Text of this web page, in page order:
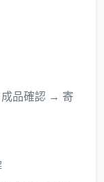
品確認 → 寄